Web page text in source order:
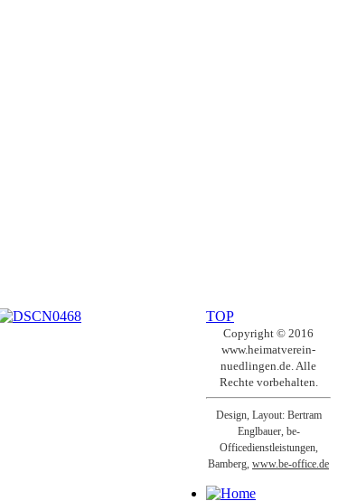
TOP
Copyright © 2016
www.heimatverein-
nuedlingen.de. Alle
Rechte vorbehalten.
Design, Layout: Bertram
Englbauer, be-
Officedienstleistungen,
Bamberg, www.be-office.de